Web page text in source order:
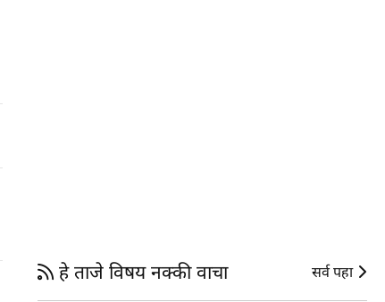
हे ताजे विषय नक्की वाचा सर्व पहा